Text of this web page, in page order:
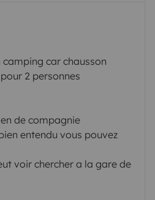
car chausson
2 personnes
de compagnie
entendu vous pouvez
voir chercher a la gare de